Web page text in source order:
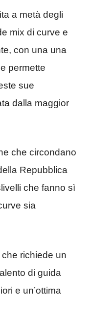
a metà degli
mix di curve e
con una una
permette
sue
dalla maggior
che circondano
Repubblica
che fanno sì
sia
che richiede un
di guida
e un’ottima